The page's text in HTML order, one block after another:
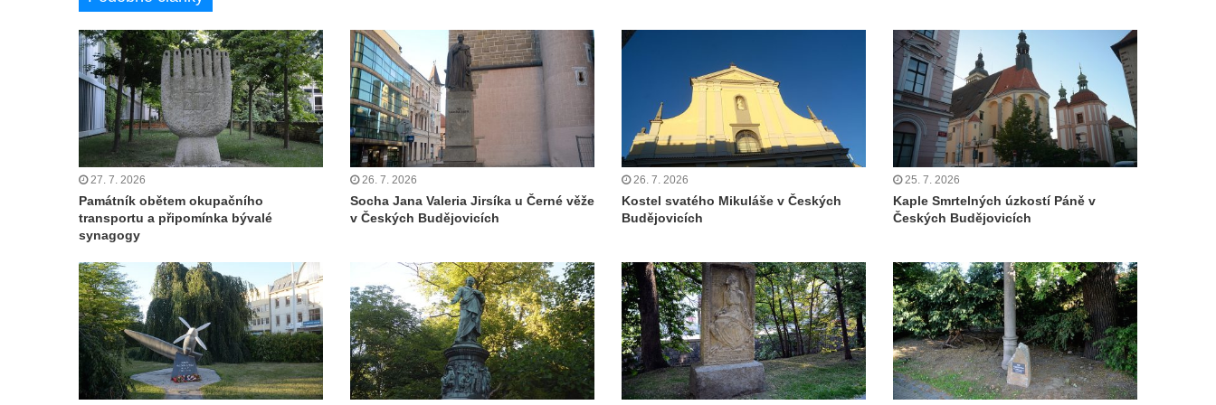
nad Vltavou
Hrob Václava Kufnera na hřbitově v Lužci
nad Vltavou
Pomník vojákům Rudé armády na hřbitově
v Lužci nad Vltavou
Pomník Ladislava Sedláčka a Karla Pelce u
silnice severně od Lužce nad Vltavou
Kenotaf Alfeda Harnische na hřbitově v
Pomník obětem válek v Hrobčicích
Pomník obětem válek v Mirošovicích
Hrob vojáků Rudé armády na hřbitově v
Račicích
Hrob Jiřího Dovhomilji na hřbitově v
27. 7. 2026
Památník obětem okupačního
transportu a připomínka bývalé
synagogy
26. 7. 2026
Socha Jana Valeria Jirsíka u Černé věže
v Českých Budějovicích
26. 7. 2026
Kostel svatého Mikuláše v Českých
Budějovicích
25. 7. 2026
Kaple Smrtelných úzkostí Páně v
Českých Budějovicích